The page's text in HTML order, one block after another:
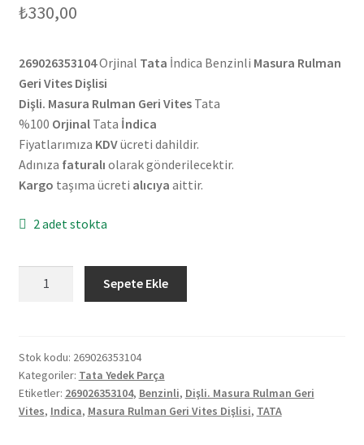
₺330,00
269026353104Orjinal Tata İndica Benzinli Masura Rulman
Geri Vites Dişlisi
Dişli. Masura Rulman Geri VitesTata
%100 OrjinalTata İndica
Fiyatlarımıza KDVücreti dahildir.
Adınıza faturalı olarak gönderilecektir.
Kargo taşıma ücreti alıcıya aittir.
2 adet stokta
Masura
Rulman
Geri
Vites
Sepete Ekle
Stok kodu: 269026353104
Kategoriler: Tata Yedek Parça
Etiketler: 269026353104, Benzinli, Dişli. Masura Rulman Geri
Vites, Indica, Masura Rulman Geri Vites Dişlisi, TATA